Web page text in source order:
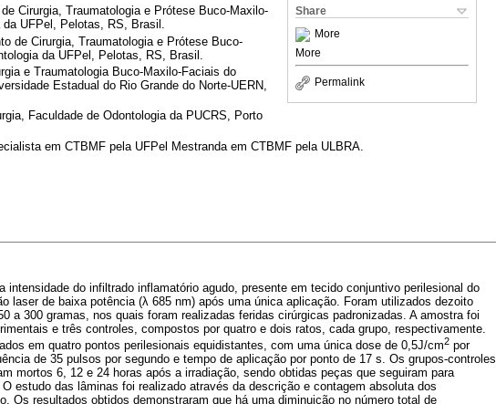
Share
More
More
Permalink
Cirurgia, Traumatologia e Prótese Buco-Maxilo-
UFPel, Pelotas, RS, Brasil.
de Cirurgia, Traumatologia e Prótese Buco-
da UFPel, Pelotas, RS, Brasil.
e Traumatologia Buco-Maxilo-Faciais do
Estadual do Rio Grande do Norte-UERN,
Faculdade de Odontologia da PUCRS, Porto
em CTBMF pela UFPel Mestranda em CTBMF pela ULBRA.
intensidade do infiltrado inflamatório agudo, presente em tecido conjuntivo perilesional do
laser de baixa potência (λ 685 nm) após uma única aplicação. Foram utilizados dezoito
a 300 gramas, nos quais foram realizadas feridas cirúrgicas padronizadas. A amostra foi
e três controles, compostos por quatro e dois ratos, cada grupo, respectivamente.
em quatro pontos perilesionais equidistantes, com uma única dose de 0,5J/cm2 por
de 35 pulsos por segundo e tempo de aplicação por ponto de 17 s. Os grupos-controles
mortos 6, 12 e 24 horas após a irradiação, sendo obtidas peças que seguiram para
estudo das lâminas foi realizado através da descrição e contagem absoluta dos
Os resultados obtidos demonstraram que há uma diminuição no número total de